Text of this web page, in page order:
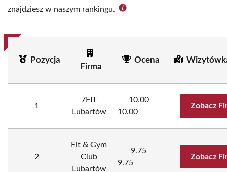
znajdziesz w naszym rankingu.
Pozycja
Firma
Ocena
1
7FIT
Lubartów
10.00
10.00
Zobacz
2
Fit & Gym
Club
Lubartów
9.75
9.75
Zobacz